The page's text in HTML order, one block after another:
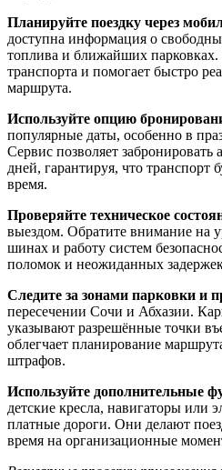
Планируйте поездку через
доступна информация о
топлива и ближайших
транспорта и помогает быстро
маршрута.
Используйте опцию
популярные даты, особенно в
Сервис позволяет забронировать
дней, гарантируя, что транспорт
время.
Проверяйте техническое
выездом. Обратите внимание на
шинах и работу систем
поломок и неожиданных
Следите за зонами парковки и
пересечении Сочи и Абхазии.
указывают разрешённые точки
облегчает планирование
штрафов.
Используйте дополнительные
детские кресла, навигаторы или
платные дороги. Они делают
время на организационные